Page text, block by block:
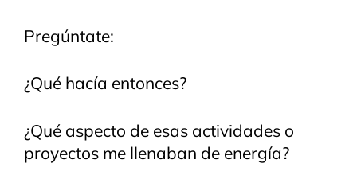
Pregúntate:
¿Qué hacía entonces?
¿Qué aspecto de esas actividades o
proyectos me llenaban de energía?